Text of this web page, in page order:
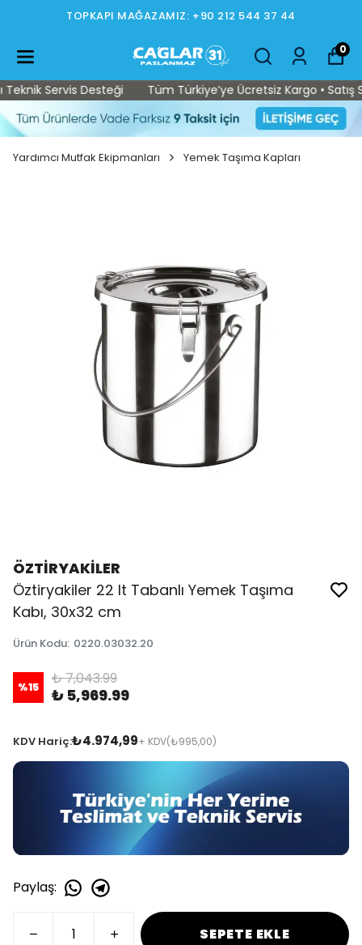
TOPKAPI MAĞAZAMIZ: +90 212 544 37 44
0
Servis Desteği Tüm Türkiye’ye Ücretsiz Kargo • Satış
Yardımcı Mutfak Ekipmanları Yemek Taşıma Kapları
ÖZTİRYAKİLER
Öztiryakiler 22 lt Tabanlı Yemek Taşıma
Kabı, 30x32 cm
Ürün Kodu: 0220.03032.20
%15 ₺ 7,043.99
₺ 5,969.99
KDV Hariç:₺4.974,99+ KDV(₺995,00)
Paylaş:
SEPETE EKLE